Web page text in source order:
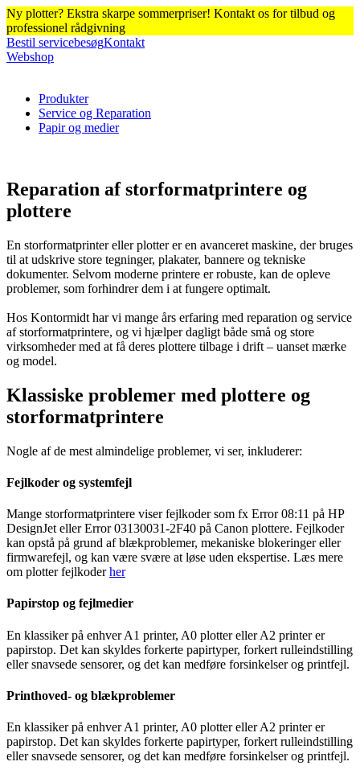
Ny plotter? Ekstra skarpe sommerpriser! Kontakt os for tilbud og
professionel rådgivning
Bestil servicebesøgKontakt
Webshop
Produkter
Service og Reparation
Papir og medier
Reparation af storformatprintere og
plottere
En storformatprinter eller plotter er en avanceret maskine, der bruges
til at udskrive store tegninger, plakater, bannere og tekniske
dokumenter. Selvom moderne printere er robuste, kan de opleve
problemer, som forhindrer dem i at fungere optimalt.
Hos Kontormidt har vi mange års erfaring med reparation og service
af storformatprintere, og vi hjælper dagligt både små og store
virksomheder med at få deres plottere tilbage i drift – uanset mærke
og model.
Klassiske problemer med plottere og
storformatprintere
Nogle af de mest almindelige problemer, vi ser, inkluderer:
Fejlkoder og systemfejl
Mange storformatprintere viser fejlkoder som fx Error 08:11 på HP
DesignJet eller Error 03130031-2F40 på Canon plottere. Fejlkoder
kan opstå på grund af blækproblemer, mekaniske blokeringer eller
firmwarefejl, og kan være svære at løse uden ekspertise. Læs mere
om plotter fejlkoderher
Papirstop og fejlmedier
En klassiker på enhver A1 printer, A0 plotter eller A2 printer er
papirstop. Det kan skyldes forkerte papirtyper, forkert rulleindstilling
eller snavsede sensorer, og det kan medføre forsinkelser og printfejl.
Printhoved- og blækproblemer
En klassiker på enhver A1 printer, A0 plotter eller A2 printer er
papirstop. Det kan skyldes forkerte papirtyper, forkert rulleindstilling
eller snavsede sensorer, og det kan medføre forsinkelser og printfejl.